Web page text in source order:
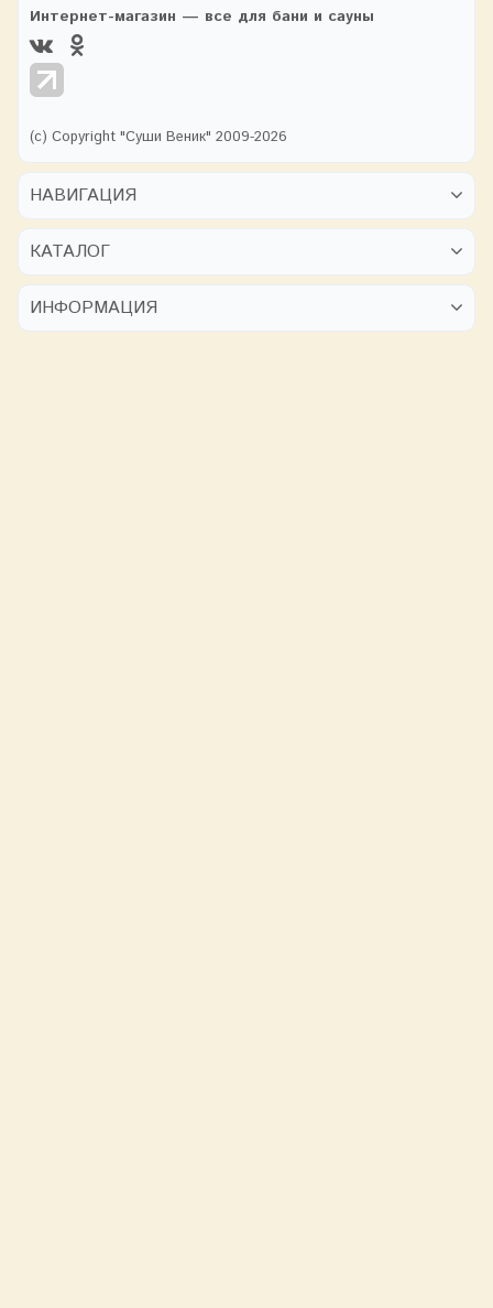
Интернет-магазин — все для бани и сауны
(с) Copyright "Суши Веник" 2009-2026
НАВИГАЦИЯ
КАТАЛОГ
ИНФОРМАЦИЯ